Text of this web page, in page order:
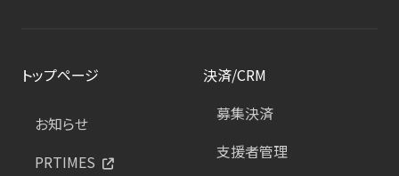
トップページ
お知らせ
PRTIMES
決済/CRM
募集決済
支援者管理